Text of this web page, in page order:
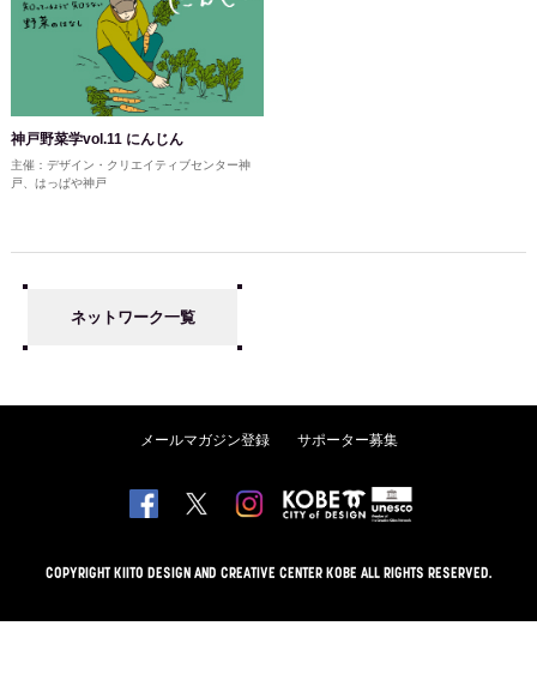
神戸野菜学vol.11 にんじん
主催：デザイン・クリエイティブセンター神
戸、はっぱや神戸
ネットワーク一覧
メールマガジン登録 サポーター募集
COPYRIGHT KIITO DESIGN AND CREATIVE CENTER KOBE ALL RIGHTS RESERVED.